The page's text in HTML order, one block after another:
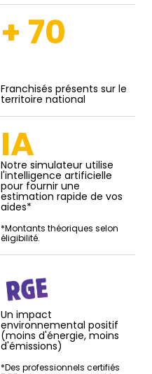
+ 70
Franchisés présents sur le
territoire national
IA
Notre simulateur utilise
l'intelligence artificielle
pour fournir une
estimation rapide de vos
aides*
*Montants théoriques selon
éligibilité.
Un impact
environnemental positif
(moins d'énergie, moins
d'émissions)
*Des professionnels certifiés